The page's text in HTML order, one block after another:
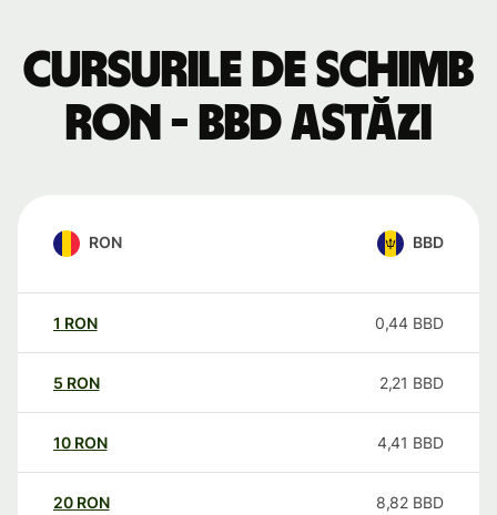
Cursurile de schimb
RON - BBD astăzi
RON BBD
1 RON 0,44 BBD
5 RON 2,21 BBD
10 RON 4,41 BBD
20 RON 8,82 BBD